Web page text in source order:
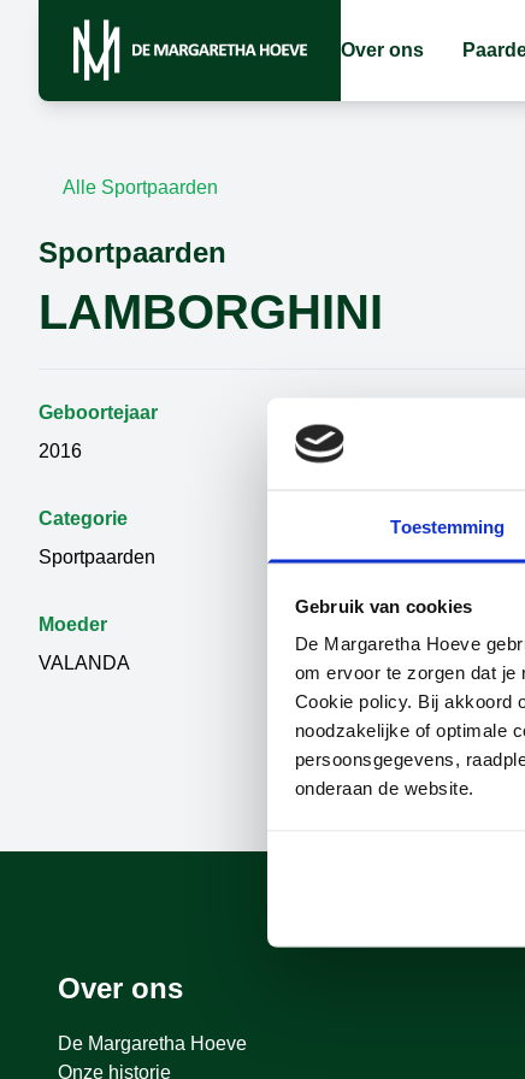
Toestemming
Gebruik van cookies
De Margaretha Hoeve
om ervoor te zorgen dat
Cookie policy. Bij akkoord
noodzakelijke of optimale
persoonsgegevens,
onderaan de website.
Over ons
Alle Sportpaarden
Sportpaarden
LAMBORGHINI
Geboortejaar
2016
Categorie
Sportpaarden
Vader
Moeder
VALANDA
Over ons
De Margaretha Hoeve
Onze historie